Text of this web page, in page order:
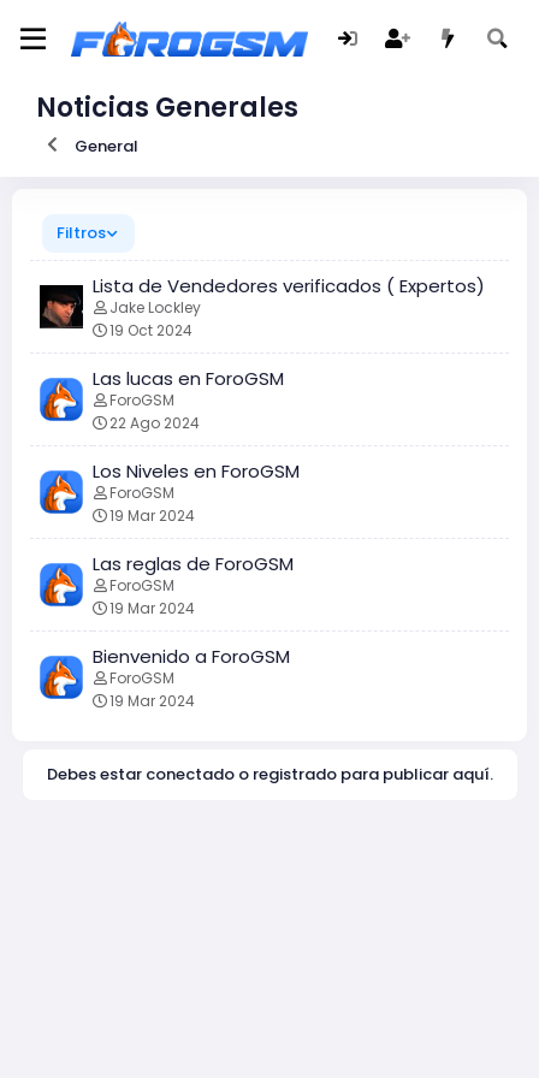
Noticias Generales
General
Filtros
Lista de Vendedores verificados ( Expertos)
Jake Lockley
19 Oct 2024
Las lucas en ForoGSM
ForoGSM
22 Ago 2024
Los Niveles en ForoGSM
ForoGSM
19 Mar 2024
Las reglas de ForoGSM
ForoGSM
19 Mar 2024
Bienvenido a ForoGSM
ForoGSM
19 Mar 2024
Debes estar conectado o registrado para publicar aquí.